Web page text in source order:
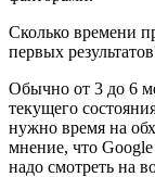
Сколько времени
первых
Обычно от 3 до 6
текущего
нужно время на
мнение, что
надо смотреть на